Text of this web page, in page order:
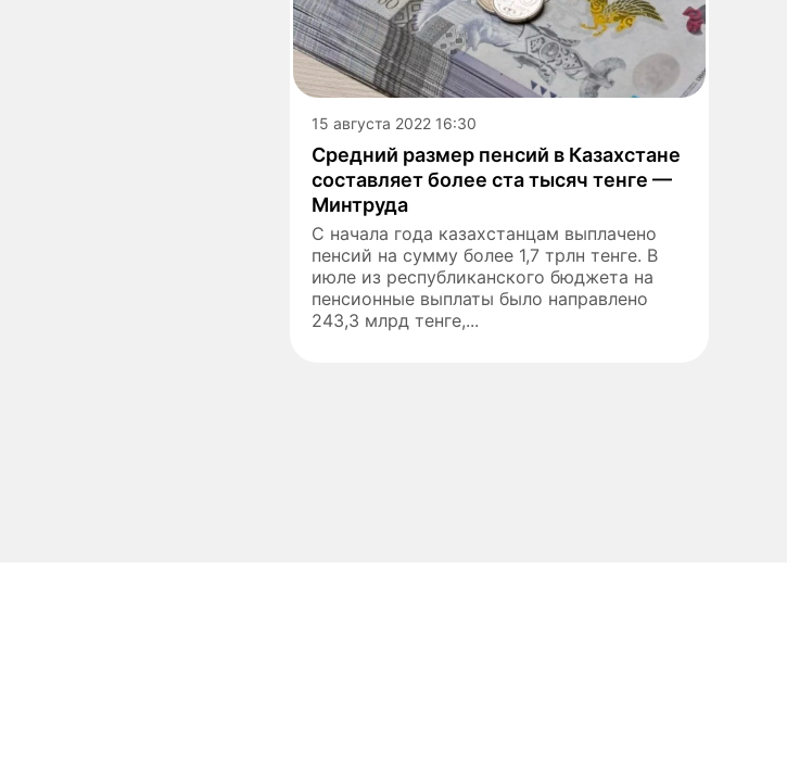
15 августа 2022 16:30
Средний размер пенсий в Казахстане
составляет более ста тысяч тенге —
Минтруда
С начала года казахстанцам выплачено
пенсий на сумму более 1,7 трлн тенге. В
июле из республиканского бюджета на
пенсионные выплаты было направлено
243,3 млрд тенге,...